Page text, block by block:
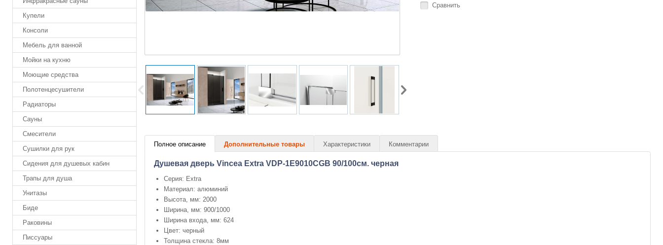
Купели
Консоли
Мебель для ванной
Мойки на кухню
Моющие средства
Полотенцесушители
Радиаторы
Сауны
Смесители
Сушилки для рук
Сидения для душевых кабин
Трапы для душа
Унитазы
Биде
Раковины
Писсуары
Сравнить
Полное описание Дополнительные товары Характеристики Комментарии
Душевая дверь Vincea Extra VDP-1E9010CGB 90/100см. черная
Серия: Extra
Материал: алюминий
Высота, мм: 2000
Ширина, мм: 900/1000
Ширина входа, мм: 624
Цвет: черный
Толщина стекла: 8мм